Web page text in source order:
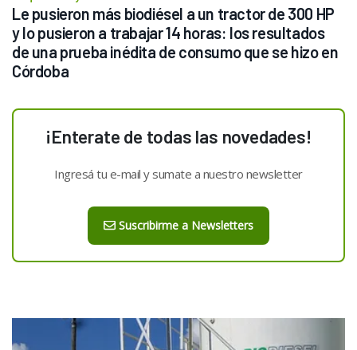
Le pusieron más biodiésel a un tractor de 300 HP
y lo pusieron a trabajar 14 horas: los resultados
de una prueba inédita de consumo que se hizo en
Córdoba
¡Enterate de todas las novedades!
Ingresá tu e-mail y sumate a nuestro newsletter
Suscribirme a Newsletters